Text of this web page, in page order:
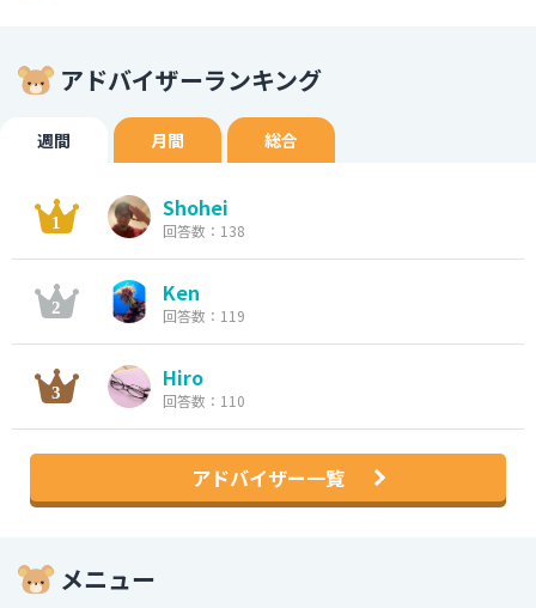
アドバイザーランキング
週間 月間 総合
Shohei
回答数：138
Ken
回答数：119
Hiro
回答数：110
アドバイザー一覧
メニュー